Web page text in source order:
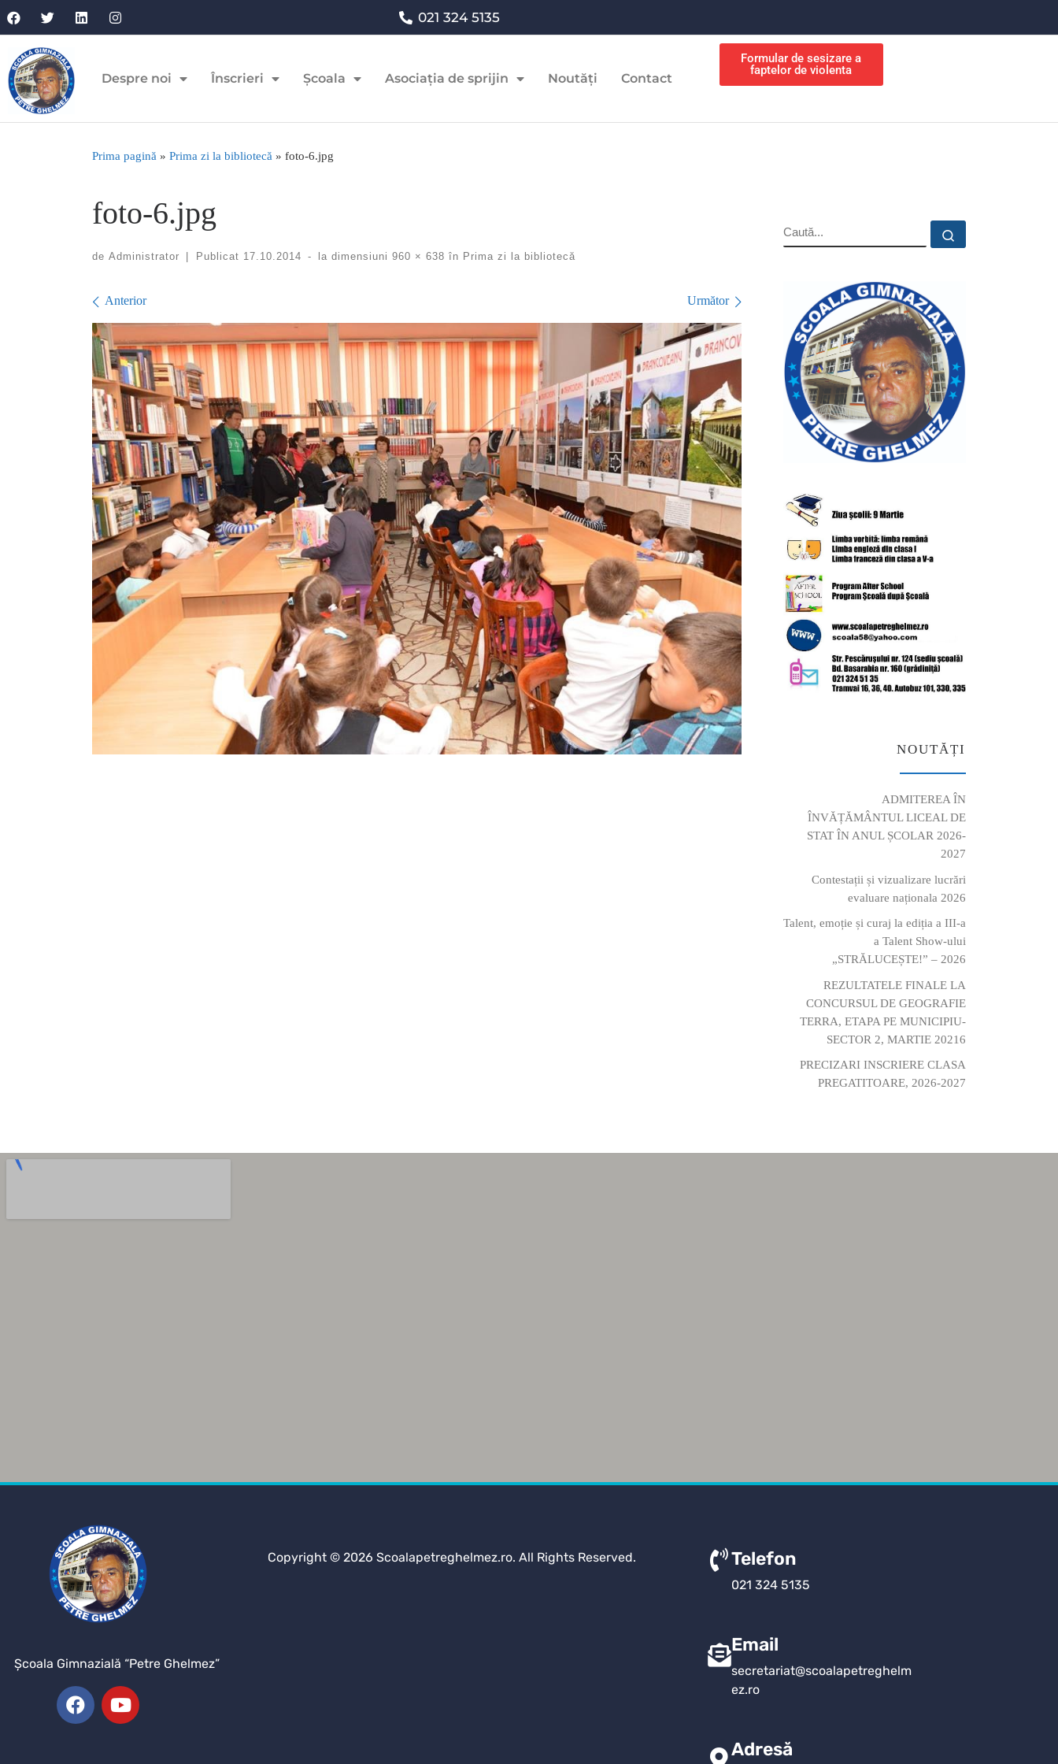
021 324 5135
Despre noi Înscrieri Școala Asociația de sprijin Noutăți Contact
Formular de sesizare a
faptelor de violenta
Prima pagină » Prima zi la bibliotecă » foto-6.jpg
foto-6.jpg
de Administrator | Publicat 17.10.2014 - la dimensiuni 960 × 638 în Prima zi la bibliotecă
Navigare în imagini
Anterior Următor
NOUTĂȚI
ADMITEREA ÎN
ÎNVĂȚĂMÂNTUL LICEAL DE
STAT ÎN ANUL ȘCOLAR 2026-
2027
Contestații și vizualizare lucrări
evaluare naționala 2026
Talent, emoție și curaj la ediția a III-a
a Talent Show-ului
„STRĂLUCEȘTE!” – 2026
REZULTATELE FINALE LA
CONCURSUL DE GEOGRAFIE
TERRA, ETAPA PE MUNICIPIU-
SECTOR 2, MARTIE 20216
PRECIZARI INSCRIERE CLASA
PREGATITOARE, 2026-2027
Şcoala Gimnazială “Petre Ghelmez”
Copyright © 2026 Scoalapetreghelmez.ro. All Rights Reserved. Telefon
021 324 5135
Email
secretariat@scoalapetreghelm
ez.ro
Adresă